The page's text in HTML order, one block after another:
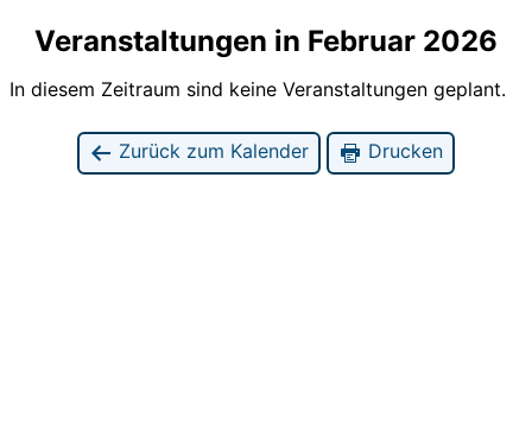
Veranstaltungen in Februar 2026
In diesem Zeitraum sind keine Veranstaltungen geplant.
Zurück zum Kalender Drucken